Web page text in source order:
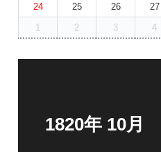
24
25 26 27
1
2 3 4
1820年 10月